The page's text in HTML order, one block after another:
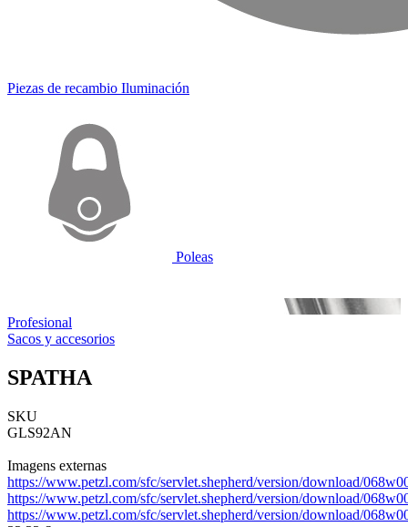
Piezas de recambio Iluminación
Poleas
Profesional
Sacos y accesorios
SPATHA
SKU
GLS92AN
Imagens externas
https://www.petzl.com/sfc/servlet.shepherd/version/download/
https://www.petzl.com/sfc/servlet.shepherd/version/download/
https://www.petzl.com/sfc/servlet.shepherd/version/download/